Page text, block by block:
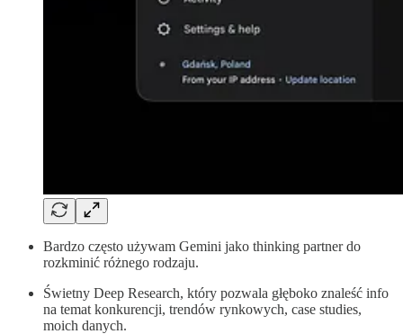
Bardzo często używam Gemini jako thinking partner do
rozkminić różnego rodzaju.
Świetny Deep Research, który pozwala głęboko znaleść info
na temat konkurencji, trendów rynkowych, case studies,
moich danych.